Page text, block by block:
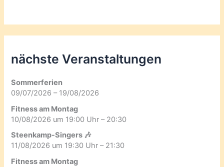
nächste Veranstaltungen
Sommerferien
09/07/2026 – 19/08/2026
Fitness am Montag
10/08/2026 um 19:00 Uhr – 20:30
Steenkamp-Singers 🎶
11/08/2026 um 19:30 Uhr – 21:30
Fitness am Montag